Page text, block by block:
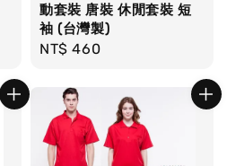
動套裝 唐裝 休閒套裝 短
袖 (台灣製)
Regular
NT$ 460